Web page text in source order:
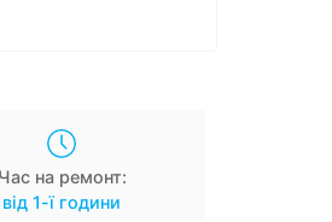
Час на ремонт:
від 1-ї години